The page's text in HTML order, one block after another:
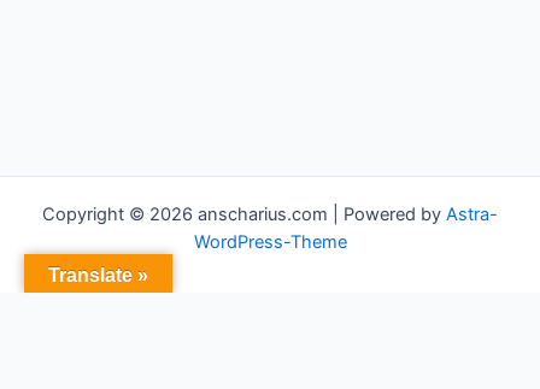
Copyright © 2026 anscharius.com | Powered by Astra-
WordPress-Theme
Translate »